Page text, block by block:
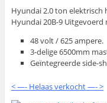
Hyundai 2.0 ton elektrisch
Hyundai 20B-9 Uitgevoerd
48 volt / 625 ampere.
3-delige 6500mm
Geïntegreerde side-
< —- Helaas verkocht —- >